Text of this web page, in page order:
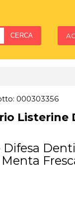
000303356
Listerine
Difesa